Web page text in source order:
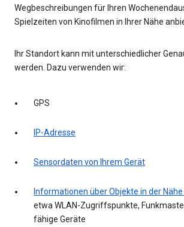
Wegbeschreibungen für Ihren
Spielzeiten von Kinofilmen in Ihrer Nähe
Ihr Standort kann mit unterschiedlicher
werden. Dazu verwenden wir:
GPS
IP-Adresse
Sensordaten von Ihrem Gerät
Informationen über Objekte in der Nähe
etwa WLAN-Zugriffspunkte,
fähige Geräte